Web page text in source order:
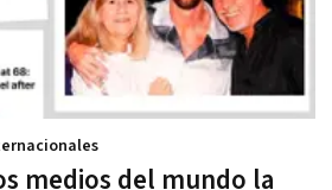
medios del mundo la